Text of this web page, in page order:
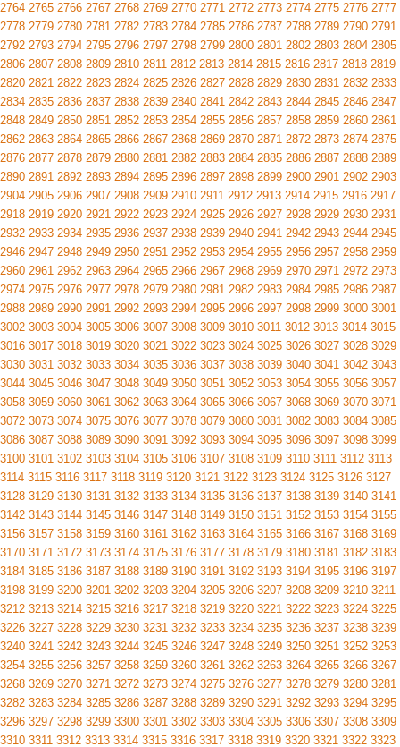
2764 2765 2766 2767 2768 2769 2770 2771 2772 2773 2774 2775 2776 2777
2778 2779 2780 2781 2782 2783 2784 2785 2786 2787 2788 2789 2790 2791
2792 2793 2794 2795 2796 2797 2798 2799 2800 2801 2802 2803 2804 2805
2806 2807 2808 2809 2810 2811 2812 2813 2814 2815 2816 2817 2818 2819
2820 2821 2822 2823 2824 2825 2826 2827 2828 2829 2830 2831 2832 2833
2834 2835 2836 2837 2838 2839 2840 2841 2842 2843 2844 2845 2846 2847
2848 2849 2850 2851 2852 2853 2854 2855 2856 2857 2858 2859 2860 2861
2862 2863 2864 2865 2866 2867 2868 2869 2870 2871 2872 2873 2874 2875
2876 2877 2878 2879 2880 2881 2882 2883 2884 2885 2886 2887 2888 2889
2890 2891 2892 2893 2894 2895 2896 2897 2898 2899 2900 2901 2902 2903
2904 2905 2906 2907 2908 2909 2910 2911 2912 2913 2914 2915 2916 2917
2918 2919 2920 2921 2922 2923 2924 2925 2926 2927 2928 2929 2930 2931
2932 2933 2934 2935 2936 2937 2938 2939 2940 2941 2942 2943 2944 2945
2946 2947 2948 2949 2950 2951 2952 2953 2954 2955 2956 2957 2958 2959
2960 2961 2962 2963 2964 2965 2966 2967 2968 2969 2970 2971 2972 2973
2974 2975 2976 2977 2978 2979 2980 2981 2982 2983 2984 2985 2986 2987
2988 2989 2990 2991 2992 2993 2994 2995 2996 2997 2998 2999 3000 3001
3002 3003 3004 3005 3006 3007 3008 3009 3010 3011 3012 3013 3014 3015
3016 3017 3018 3019 3020 3021 3022 3023 3024 3025 3026 3027 3028 3029
3030 3031 3032 3033 3034 3035 3036 3037 3038 3039 3040 3041 3042 3043
3044 3045 3046 3047 3048 3049 3050 3051 3052 3053 3054 3055 3056 3057
3058 3059 3060 3061 3062 3063 3064 3065 3066 3067 3068 3069 3070 3071
3072 3073 3074 3075 3076 3077 3078 3079 3080 3081 3082 3083 3084 3085
3086 3087 3088 3089 3090 3091 3092 3093 3094 3095 3096 3097 3098 3099
3100 3101 3102 3103 3104 3105 3106 3107 3108 3109 3110 3111 3112 3113
3114 3115 3116 3117 3118 3119 3120 3121 3122 3123 3124 3125 3126 3127
3128 3129 3130 3131 3132 3133 3134 3135 3136 3137 3138 3139 3140 3141
3142 3143 3144 3145 3146 3147 3148 3149 3150 3151 3152 3153 3154 3155
3156 3157 3158 3159 3160 3161 3162 3163 3164 3165 3166 3167 3168 3169
3170 3171 3172 3173 3174 3175 3176 3177 3178 3179 3180 3181 3182 3183
3184 3185 3186 3187 3188 3189 3190 3191 3192 3193 3194 3195 3196 3197
3198 3199 3200 3201 3202 3203 3204 3205 3206 3207 3208 3209 3210 3211
3212 3213 3214 3215 3216 3217 3218 3219 3220 3221 3222 3223 3224 3225
3226 3227 3228 3229 3230 3231 3232 3233 3234 3235 3236 3237 3238 3239
3240 3241 3242 3243 3244 3245 3246 3247 3248 3249 3250 3251 3252 3253
3254 3255 3256 3257 3258 3259 3260 3261 3262 3263 3264 3265 3266 3267
3268 3269 3270 3271 3272 3273 3274 3275 3276 3277 3278 3279 3280 3281
3282 3283 3284 3285 3286 3287 3288 3289 3290 3291 3292 3293 3294 3295
3296 3297 3298 3299 3300 3301 3302 3303 3304 3305 3306 3307 3308 3309
3310 3311 3312 3313 3314 3315 3316 3317 3318 3319 3320 3321 3322 3323